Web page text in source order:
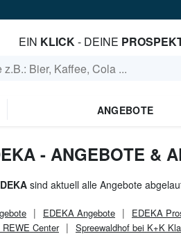
EIN KLICK- DEINE
ANGEBOTE
- ANGEBOTE &
sind aktuell alle Angebote
EDEKA Angebote EDEKA
Center
Spreewaldhof bei K+K